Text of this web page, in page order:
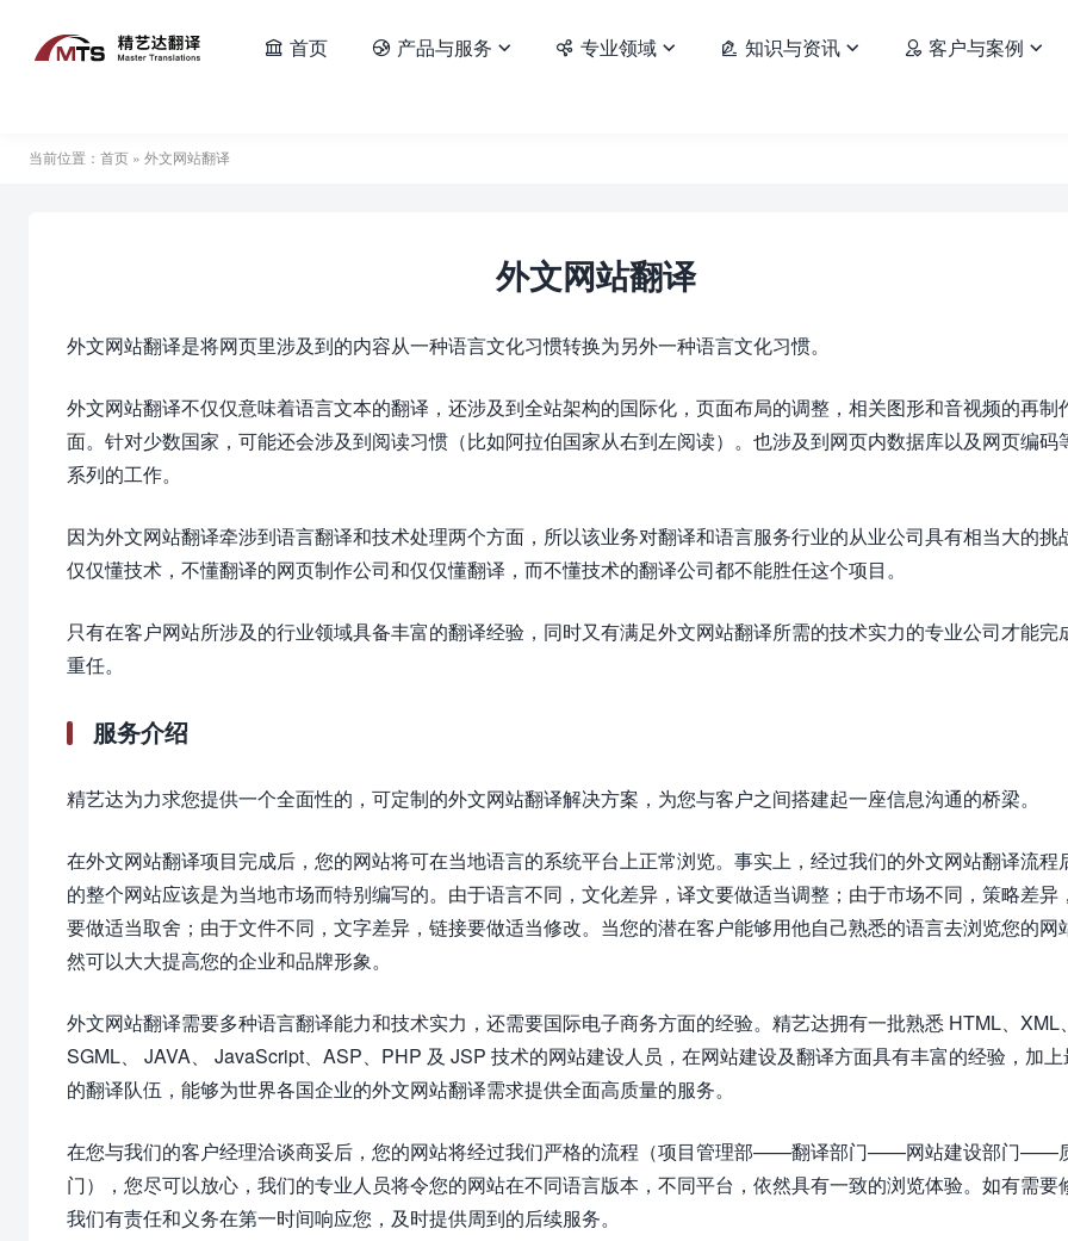
 首页  产品与服务   专业领域   知识与资讯   客户与案例 
当前位置： 首页 » 外文网站翻译
外文网站翻译
外文网站翻译是将网页里涉及到的内容从一种语言文化习惯转换为另外一种语言文化习惯。
外文网站翻译不仅仅意味着语言文本的翻译，还涉及到全站架构的国际化，页面布局的调整，相关图形和音视频的再制
面。针对少数国家，可能还会涉及到阅读习惯（比如阿拉伯国家从右到左阅读）。也涉及到网页内数据库以及网页编码
系列的工作。
因为外文网站翻译牵涉到语言翻译和技术处理两个方面，所以该业务对翻译和语言服务行业的从业公司具有相当大的挑
仅仅懂技术，不懂翻译的网页制作公司和仅仅懂翻译，而不懂技术的翻译公司都不能胜任这个项目。
只有在客户网站所涉及的行业领域具备丰富的翻译经验，同时又有满足外文网站翻译所需的技术实力的专业公司才能完
重任。
服务介绍
精艺达为力求您提供一个全面性的，可定制的外文网站翻译解决方案，为您与客户之间搭建起一座信息沟通的桥梁。
在外文网站翻译项目完成后，您的网站将可在当地语言的系统平台上正常浏览。事实上，经过我们的外文网站翻译流程
的整个网站应该是为当地市场而特别编写的。由于语言不同，文化差异，译文要做适当调整；由于市场不同，策略差异
要做适当取舍；由于文件不同，文字差异，链接要做适当修改。当您的潜在客户能够用他自己熟悉的语言去浏览您的网
然可以大大提高您的企业和品牌形象。
外文网站翻译需要多种语言翻译能力和技术实力，还需要国际电子商务方面的经验。精艺达拥有一批熟悉 HTML、XML
SGML、 JAVA、 JavaScript、ASP、PHP 及 JSP 技术的网站建设人员，在网站建设及翻译方面具有丰富的经验，加
的翻译队伍，能够为世界各国企业的外文网站翻译需求提供全面高质量的服务。
在您与我们的客户经理洽谈商妥后，您的网站将经过我们严格的流程（项目管理部——翻译部门——网站建设部门——
门），您尽可以放心，我们的专业人员将令您的网站在不同语言版本，不同平台，依然具有一致的浏览体验。如有需要
我们有责任和义务在第一时间响应您，及时提供周到的后续服务。